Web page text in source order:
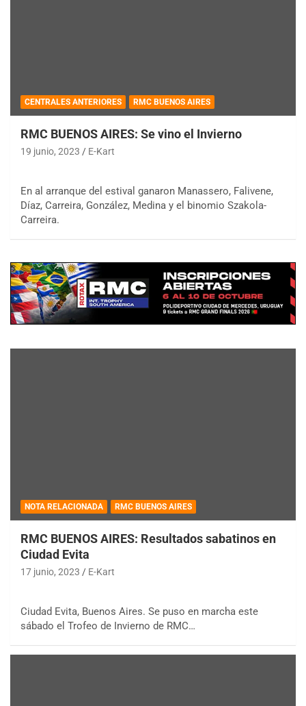
CENTRALES ANTERIORES RMC BUENOS AIRES
RMC BUENOS AIRES: Se vino el Invierno
19 junio, 2023 E-Kart
En al arranque del estival ganaron Manassero, Falivene,
Díaz, Carreira, González, Medina y el binomio Szakola-
Carreira.
NOTA RELACIONADA RMC BUENOS AIRES
RMC BUENOS AIRES: Resultados sabatinos en
Ciudad Evita
17 junio, 2023 E-Kart
Ciudad Evita, Buenos Aires. Se puso en marcha este
sábado el Trofeo de Invierno de RMC…